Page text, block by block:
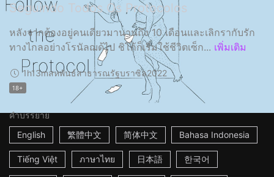
Seguindo Todos Os Protocolos
หลังจากต้องอยู่คนเดียวมานานถึง 10 เดือนและเลิกรากับรัก
ทางไกลอย่างโรนัลฌด้ไป ชิโก้ก็เริ่มใช้ชีวิตเซ็ก... เพิ่มเติม
1h13mสหพันธ์สาธารณรัฐบราซิล2022
18+
คำบรรยาย
English
繁體中文 简体中文 Bahasa Indonesia
Tiếng Việt ภาษาไทย 日本語 한국어